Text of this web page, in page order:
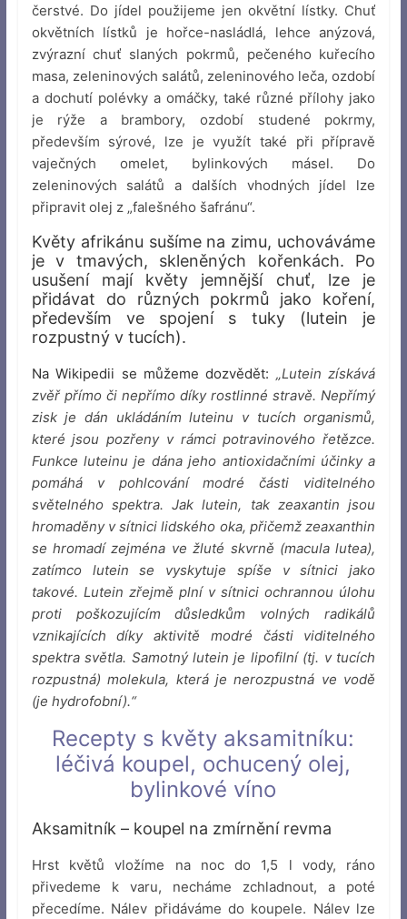
čerstvé. Do jídel použijeme jen okvětní lístky. Chuť
okvětních lístků je hořce-nasládlá, lehce anýzová,
zvýrazní chuť slaných pokrmů, pečeného kuřecího
masa, zeleninových salátů, zeleninového leča, ozdobí
a dochutí polévky a omáčky, také různé přílohy jako
je rýže a brambory, ozdobí studené pokrmy,
především sýrové, lze je využít také při přípravě
vaječných omelet, bylinkových másel. Do
zeleninových salátů a dalších vhodných jídel lze
připravit olej z „falešného šafránu“.
Květy afrikánu sušíme na zimu, uchováváme
je v tmavých, skleněných kořenkách. Po
usušení mají květy jemnější chuť, lze je
přidávat do různých pokrmů jako koření,
především ve spojení s tuky (lutein je
rozpustný v tucích).
Na Wikipedii se můžeme dozvědět: „Lutein získává
zvěř přímo či nepřímo díky rostlinné stravě. Nepřímý
zisk je dán ukládáním luteinu v tucích organismů,
které jsou pozřeny v rámci potravinového řetězce.
Funkce luteinu je dána jeho antioxidačními účinky a
pomáhá v pohlcování modré části viditelného
světelného spektra. Jak lutein, tak zeaxantin jsou
hromaděny v sítnici lidského oka, přičemž zeaxanthin
se hromadí zejména ve žluté skvrně (macula lutea),
zatímco lutein se vyskytuje spíše v sítnici jako
takové. Lutein zřejmě plní v sítnici ochrannou úlohu
proti poškozujícím důsledkům volných radikálů
vznikajících díky aktivitě modré části viditelného
spektra světla. Samotný lutein je lipofilní (tj. v tucích
rozpustná) molekula, která je nerozpustná ve vodě
(je hydrofobní).“
Recepty s květy aksamitníku:
léčivá koupel, ochucený olej,
bylinkové víno
Aksamitník – koupel na zmírnění revma
Hrst květů vložíme na noc do 1,5 l vody, ráno
přivedeme k varu, necháme zchladnout, a poté
přecedíme. Nálev přidáváme do koupele. Nálev lze